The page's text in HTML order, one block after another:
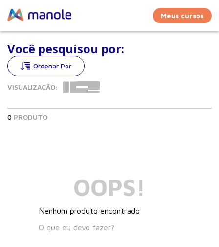
Meus cursos
Você pesquisou por:
VISUALIZAÇÃO:
0 PRODUTO
OOPS!
Nenhum produto encontrado
O que eu devo fazer?